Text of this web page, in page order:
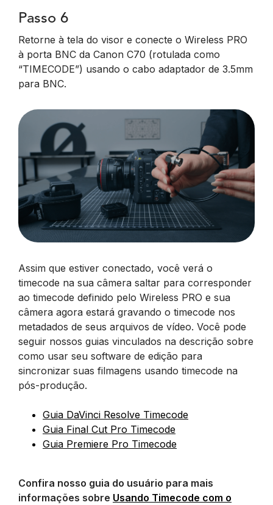
Passo 6
Retorne à tela do visor e conecte o Wireless PRO
à porta BNC da Canon C70 (rotulada como
“TIMECODE”) usando o cabo adaptador de 3.5mm
para BNC.
Assim que estiver conectado, você verá o
timecode na sua câmera saltar para corresponder
ao timecode definido pelo Wireless PRO e sua
câmera agora estará gravando o timecode nos
metadados de seus arquivos de vídeo. Você pode
seguir nossos guias vinculados na descrição sobre
como usar seu software de edição para
sincronizar suas filmagens usando timecode na
pós-produção.
Guia DaVinci Resolve Timecode
Guia Final Cut Pro Timecode
Guia Premiere Pro Timecode
Confira nosso guia do usuário para mais
informações sobre Usando Timecode com o